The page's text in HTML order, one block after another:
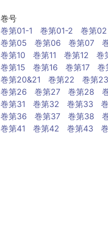
巻号
巻第01-1
巻第01-2 巻第02
巻第05
巻第06 巻第07
巻第10
巻第11 巻第12 巻
巻第15
巻第16 巻第17 巻
巻第20&21
巻第22 巻第23
巻第26
巻第27 巻第28
巻第31
巻第32 巻第33
巻第36
巻第37 巻第38
巻第41
巻第42 巻第43